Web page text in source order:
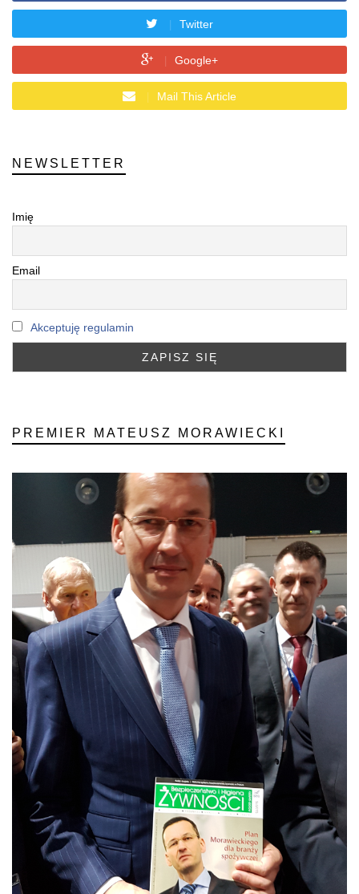
Twitter
Google+
Mail This Article
NEWSLETTER
Imię
Email
Akceptuję regulamin
PREMIER MATEUSZ MORAWIECKI